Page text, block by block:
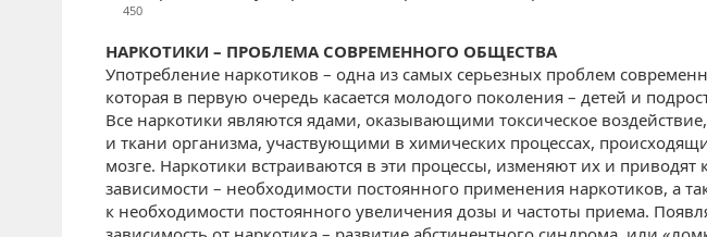
450
НАРКОТИКИ – ПРОБЛЕМА СОВРЕМЕННОГО ОБЩЕСТВА
Употребление наркотиков – одна из самых серьезных проблем
которая в первую очередь касается молодого поколения – детей и
Все наркотики являются ядами, оказывающими токсическое
и ткани организма, участвующими в химических процессах,
мозге. Наркотики встраиваются в эти процессы, изменяют их и приводят
зависимости – необходимости постоянного применения наркотиков, а
к необходимости постоянного увеличения дозы и частоты приема.